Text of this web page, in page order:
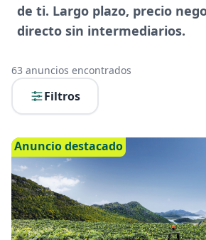
de ti. Largo plazo, precio
directo sin intermediarios.
63 anuncios encontrados
Filtros
Anuncio destacado